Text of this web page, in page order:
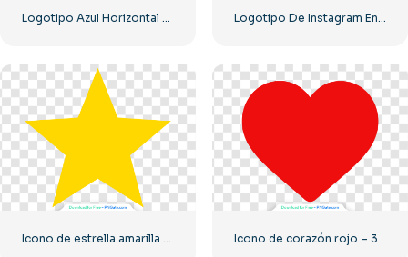
Logotipo Azul Horizontal De Facebook Logotipo De Instagram En Círculo Degradado
Icono de estrella amarilla PNG Icono de corazón rojo – 3